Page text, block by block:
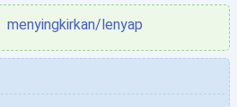
menyingkirkan/lenyap